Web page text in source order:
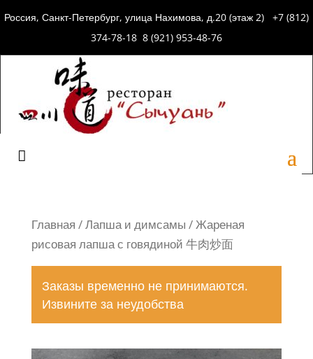
Россия, Санкт-Петербург, улица Нахимова, д.20 (этаж 2) +7 (812)
374-78-18 8 (921) 953-48-76
Главная /Лапша и димсамы / Жареная
рисовая лапша с говядиной 牛肉炒面
Заказы временно не принимаются.
Извините за неудобства